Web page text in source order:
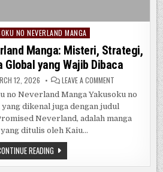
NO NEVERLAND MANGA
Manga: Misteri, Strategi,
Global yang Wajib Dibaca
12, 2026 LEAVE A COMMENTON
NO
NEVERLAND
MANGA:
MISTERI,
STRATEGI,
DIBACA
no Neverland Manga Yakusoku no
dikenal juga dengan judul
Neverland, adalah manga
ditulis oleh Kaiu…
READINGYAKUSOKU
NO
NEVERLAND